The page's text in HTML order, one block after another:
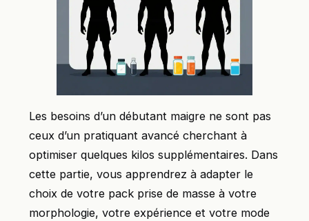
Les besoins d’un débutant maigre ne sont pas
ceux d’un pratiquant avancé cherchant à
optimiser quelques kilos supplémentaires. Dans
cette partie, vous apprendrez à adapter le
choix de votre pack prise de masse à votre
morphologie, votre expérience et votre mode